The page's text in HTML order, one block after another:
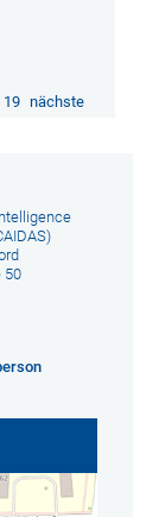
19 nächste
50